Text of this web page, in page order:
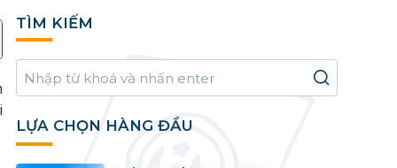
TÌM KIẾM
LỰA CHỌN HÀNG ĐẦU